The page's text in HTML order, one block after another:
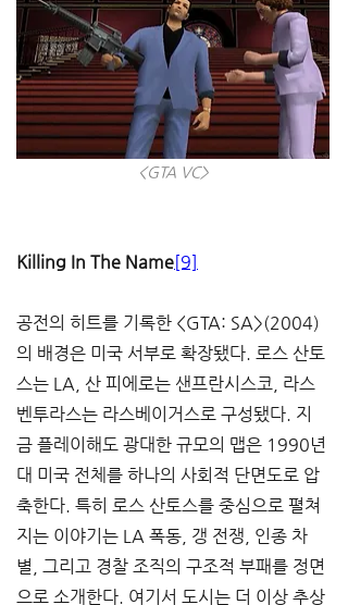
<GTA VC>
Killing In The Name[9]
공전의 히트를 기록한 <GTA: SA>(2004)
의 배경은 미국 서부로 확장됐다. 로스 산토
스는 LA, 산 피에로는 샌프란시스코, 라스
벤투라스는 라스베이거스로 구성됐다. 지
금 플레이해도 광대한 규모의 맵은 1990년
대 미국 전체를 하나의 사회적 단면도로 압
축한다. 특히 로스 산토스를 중심으로 펼쳐
지는 이야기는 LA 폭동, 갱 전쟁, 인종 차
별, 그리고 경찰 조직의 구조적 부패를 정면
으로 소개한다. 여기서 도시는 더 이상 추상